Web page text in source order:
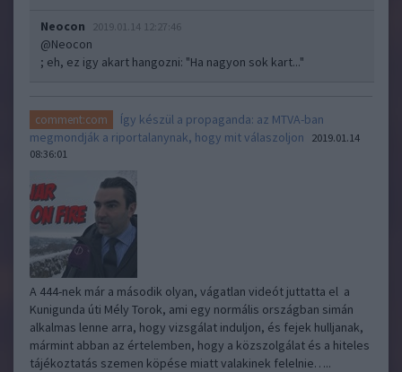
Neocon 2019.01.14 12:27:46
@Neocon
; eh, ez igy akart hangozni: "Ha nagyon sok kart..."
comment:com
Így készül a propaganda: az MTVA-ban
megmondják a riportalanynak, hogy mit válaszoljon
2019.01.14
08:36:01
A 444-nek már a második olyan, vágatlan videót juttatta el a
Kunigunda úti Mély Torok, ami egy normális országban simán
alkalmas lenne arra, hogy vizsgálat induljon, és fejek hulljanak,
mármint abban az értelemben, hogy a közszolgálat és a hiteles
tájékoztatás szemen köpése miatt valakinek felelnie…..